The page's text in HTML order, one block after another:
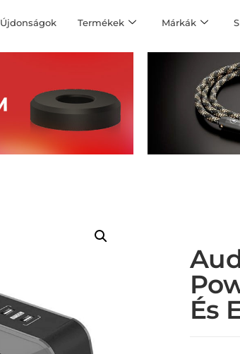
Újdonságok Termékek Márkák
És